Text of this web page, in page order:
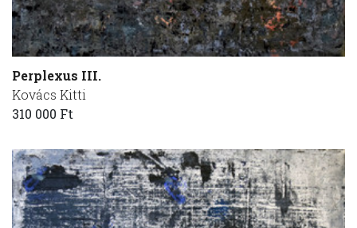
Perplexus III.
Kovács Kitti
310 000 Ft